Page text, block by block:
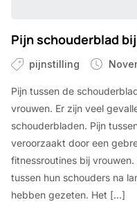
Pijn schouderblad
pijnstilling
Pijn tussen de
vrouwen. Er zijn veel
schouderbladen. Pijn
veroorzaakt door een
fitnessroutines bij
tussen hun schouders na
hebben gezeten. Het […]